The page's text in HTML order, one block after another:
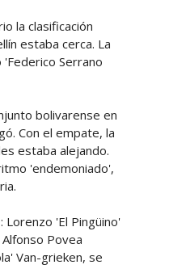
la clasificación
estaba cerca. La
Serrano
bolivarense en
Con el empate, la
estaba alejando.
'endemoniado',
Lorenzo 'El Pingüino'
Povea
Van-grieken, se